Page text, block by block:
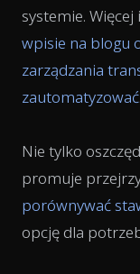
systemie.
wpisie na blogu
zarządzania
zautomatyzować
Nie tylko
promuje
porównywać
opcję dla